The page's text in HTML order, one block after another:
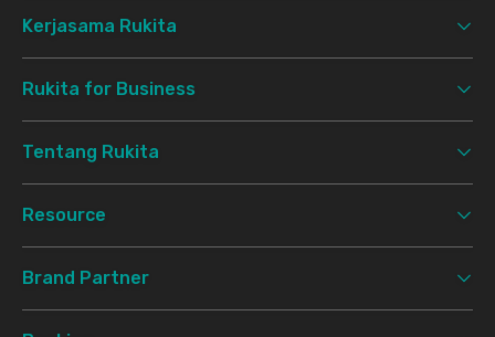
Kerjasama Rukita
Rukita for Business
Tentang Rukita
Resource
Brand Partner